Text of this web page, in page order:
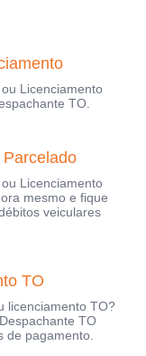
Licenciamento
TO.
Licenciamento
mesmo e fique
veiculares
TO
licenciamento TO?
TO
de pagamento.